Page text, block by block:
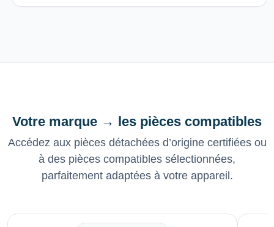
Votre marque → les pièces compatibles
Accédez aux pièces détachées d’origine certifiées ou
à des pièces compatibles sélectionnées,
parfaitement adaptées à votre appareil.